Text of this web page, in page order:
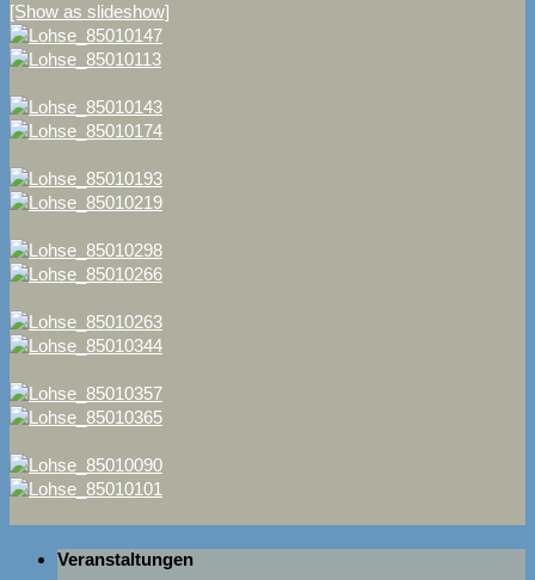
[Show as slideshow]
Veranstaltungen